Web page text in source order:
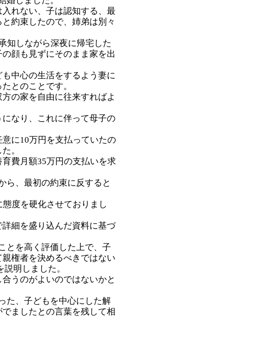
れない、子は認知する、最
約束したので、姉弟は別々
知しながら深夜に帰宅した
顔も見ずにそのまま家を出
中心の生活をするよう妻に
とのことです。
の家を自由に往来すればよ
なり、これに伴って母子の
に10万円を支払っていたの
。
費月額35万円の支払いを求
ら、最初の約束に反すると
度を硬化させておりまし
細を盛り込んだ資料に基づ
とを高く評価した上で、子
権者を決めるべきではない
明しました。
うのがよいのではないかと
た、子どもを中心にした解
ましたとの言葉を残して相